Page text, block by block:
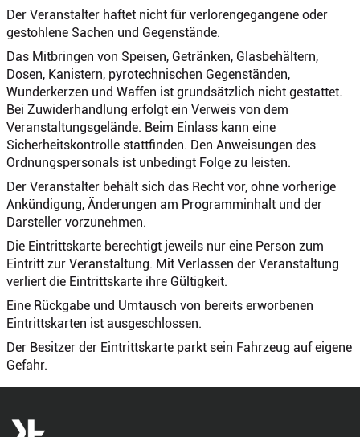
Der Veranstalter haftet nicht für verlorengegangene oder
gestohlene Sachen und Gegenstände.
Das Mitbringen von Speisen, Getränken, Glasbehältern,
Dosen, Kanistern, pyrotechnischen Gegenständen,
Wunderkerzen und Waffen ist grundsätzlich nicht gestattet.
Bei Zuwiderhandlung erfolgt ein Verweis von dem
Veranstaltungsgelände. Beim Einlass kann eine
Sicherheitskontrolle stattfinden. Den Anweisungen des
Ordnungspersonals ist unbedingt Folge zu leisten.
Der Veranstalter behält sich das Recht vor, ohne vorherige
Ankündigung, Änderungen am Programminhalt und der
Darsteller vorzunehmen.
Die Eintrittskarte berechtigt jeweils nur eine Person zum
Eintritt zur Veranstaltung. Mit Verlassen der Veranstaltung
verliert die Eintrittskarte ihre Gültigkeit.
Eine Rückgabe und Umtausch von bereits erworbenen
Eintrittskarten ist ausgeschlossen.
Der Besitzer der Eintrittskarte parkt sein Fahrzeug auf eigene
Gefahr.